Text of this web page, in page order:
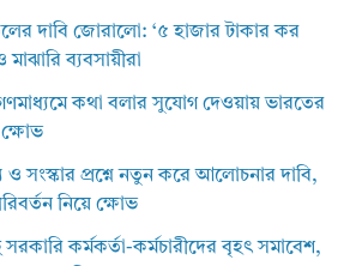
দাবি জোরালো: ‘৫ হাজার টাকার কর
মাঝারি ব্যবসায়ীরা
গণমাধ্যমে কথা বলার সুযোগ দেওয়ায় ভারতের
ক্ষোভ
ও সংস্কার প্রশ্নে নতুন করে আলোচনার দাবি,
নিয়ে ক্ষোভ
কর্মকর্তা-কর্মচারীদের বৃহৎ সমাবেশ,